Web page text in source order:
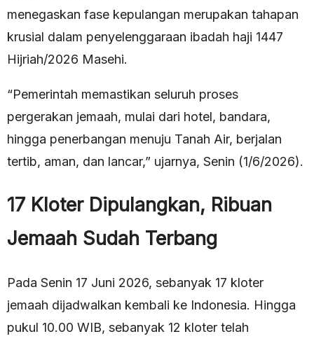
menegaskan fase kepulangan merupakan tahapan
krusial dalam penyelenggaraan ibadah haji 1447
Hijriah/2026 Masehi.
“Pemerintah memastikan seluruh proses
pergerakan jemaah, mulai dari hotel, bandara,
hingga penerbangan menuju Tanah Air, berjalan
tertib, aman, dan lancar,” ujarnya, Senin (1/6/2026).
17 Kloter Dipulangkan, Ribuan
Jemaah Sudah Terbang
Pada Senin 17 Juni 2026, sebanyak 17 kloter
jemaah dijadwalkan kembali ke Indonesia. Hingga
pukul 10.00 WIB, sebanyak 12 kloter telah